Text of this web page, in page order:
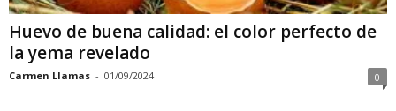
Huevo de buena calidad: el color perfecto de
la yema revelado
Carmen Llamas - 01/09/2024 0